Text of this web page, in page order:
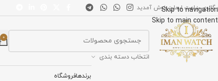
Skip to navigation
Skip to main content
گالری ساعت ایمان خوش آمدید
انتخاب دسته بندی
0
برندهافروشگاه